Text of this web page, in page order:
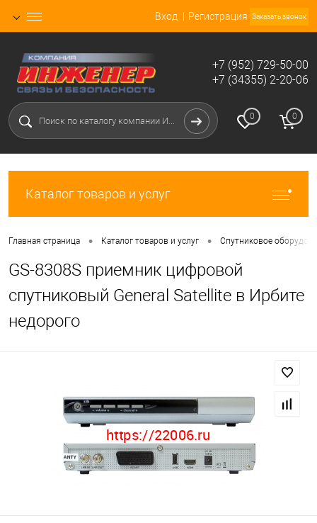
Вход Регистрация Заказать звонок
+7 (952) 729-50-00
+7 (34355) 2-20-06
0 0
Каталог товаров и услуг
Главная страница • Каталог товаров и услуг • Спутниковое
GS-8308S приемник цифровой
спутниковый General Satellite в Ирбите
недорого